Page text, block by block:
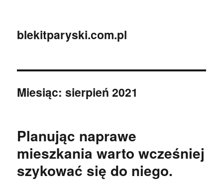
blekitparyski.com.pl
Miesiąc:sierpień 2021
Planując naprawe
mieszkania warto wcześniej
szykować się do niego.